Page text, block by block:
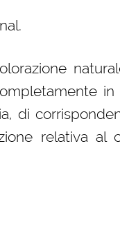
in
di
relativa al